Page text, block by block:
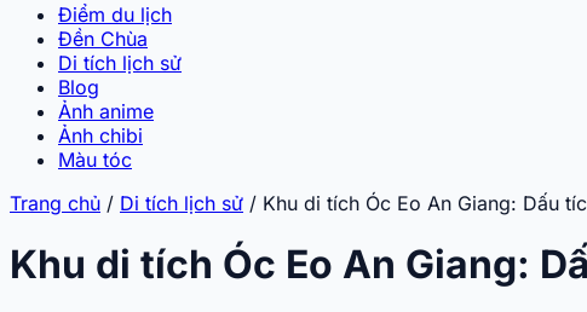
Điểm du lịch
Đền Chùa
Di tích lịch sử
Blog
Ảnh anime
Ảnh chibi
Màu tóc
Trang chủ / Di tích lịch sử / Khu di tích Óc Eo An Giang: Dấu
Khu di tích Óc Eo An Giang: